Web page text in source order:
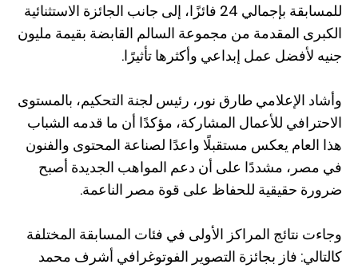
للمسابقة بإجمالي 24 فائزًا، إلى جانب الجائزة الاستثنائية
الكبرى المقدمة من مجموعة السالم القابضة بقيمة مليون
جنيه لأفضل عمل إبداعي وأكثرها تأثيرًا.
وأشاد الإعلامي طارق نور، رئيس لجنة التحكيم، بالمستوى
الاحترافي للأعمال المشاركة، مؤكدًا أن ما قدمه الشباب
هذا العام يعكس مستقبلًا واعدًا لصناعة المحتوى والفنون
في مصر، مشددًا على أن دعم المواهب الجديدة أصبح
ضرورة حقيقية للحفاظ على قوة مصر الناعمة.
وجاءت نتائج المراكز الأولى في فئات المسابقة المختلفة
كالتالي: فاز بجائزة التصوير الفوتوغرافي أشرف محمد